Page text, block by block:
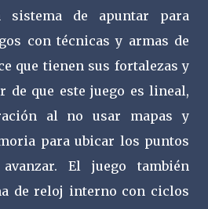
sistema de apuntar para
con técnicas y armas de
que tienen sus fortalezas y
de que este juego es lineal,
al no usar mapas y
para ubicar los puntos
El juego también
de reloj interno con ciclos